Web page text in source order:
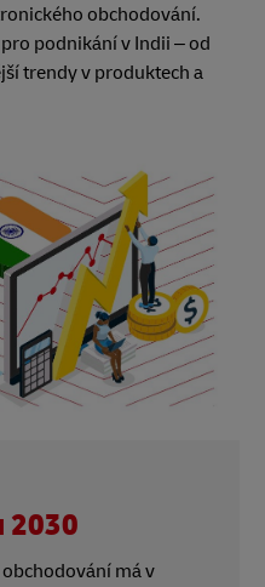
obchodování.
podnikání v Indii – od
trendy v produktech a
2030
má v